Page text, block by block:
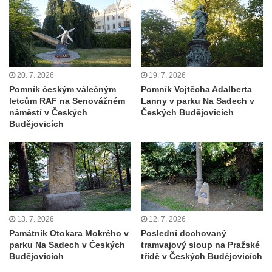
Starých Křečanech
Pomník obětem 1. světové války v
Tyršových sadech v Jablonci nad Nisou
Pamětní desky obětem 1. světové války na
kapli svaté Alžběty Durynské v Dolních
Křečanech
Pomník Theodora Körnera v Tyršově ulici v
Pomník Františka Josefa I. u křížové cesty
ve Šluknově
Pamětní deska Polské armádě na budově
MÚ v ulici 2. polské armády v Rumburku
Kenotaf Richarda Grossmanna na hřbitově
v Dubé
Hrob Jiřího Kasala na hřbitově v Dubé
20. 7. 2026
Pomník českým válečným
letcům RAF na Senovážném
náměstí v Českých
Budějovicích
19. 7. 2026
Pomník Vojtěcha Adalberta
Lanny v parku Na Sadech v
Českých Budějovicích
13. 7. 2026
Památník Otokara Mokrého v
parku Na Sadech v Českých
Budějovicích
12. 7. 2026
Poslední dochovaný
tramvajový sloup na Pražské
třídě v Českých Budějovicích